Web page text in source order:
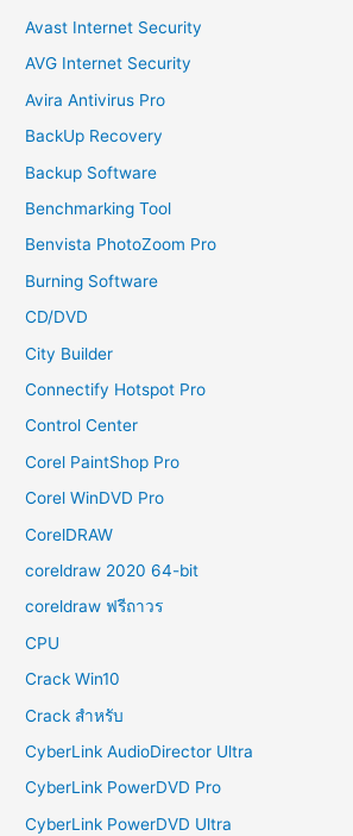
Avast Internet Security
AVG Internet Security
Avira Antivirus Pro
BackUp Recovery
Backup Software
Benchmarking Tool
Benvista PhotoZoom Pro
Burning Software
CD/DVD
City Builder
Connectify Hotspot Pro
Control Center
Corel PaintShop Pro
Corel WinDVD Pro
CorelDRAW
coreldraw 2020 64-bit
coreldraw ฟรีถาวร
CPU
Crack Win10
Crack สำหรับ
CyberLink AudioDirector Ultra
CyberLink PowerDVD Pro
CyberLink PowerDVD Ultra